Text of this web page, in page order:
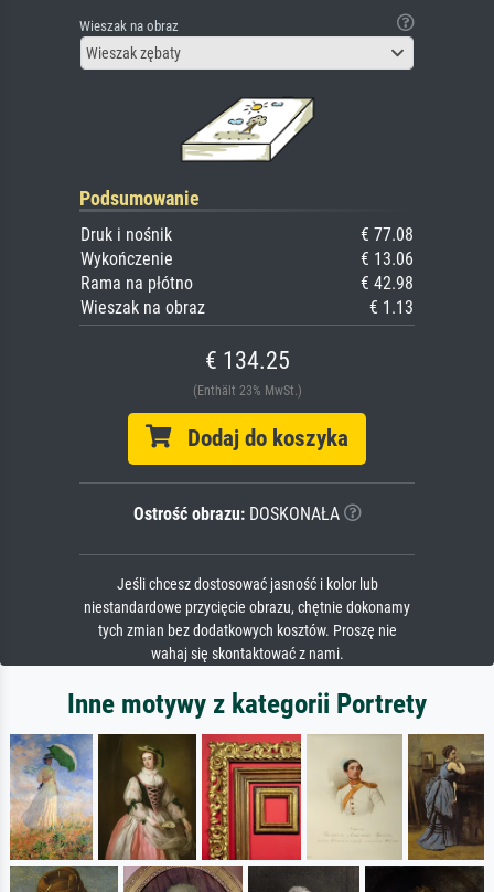
Wieszak na obraz
Wieszak zębaty
Podsumowanie
Druk i nośnik
€ 77.08
Wykończenie
€ 13.06
Rama na płótno
€ 42.98
Wieszak na obraz
€ 1.13
€ 134.25
(Enthält 23% MwSt.)
Dodaj do koszyka
Ostrość obrazu:DOSKONAŁA
Jeśli chcesz dostosować jasność i kolor lub
niestandardowe przycięcie obrazu, chętnie dokonamy
tych zmian bez dodatkowych kosztów. Proszę nie
wahaj się skontaktować z nami.
Inne motywy z kategorii Portrety